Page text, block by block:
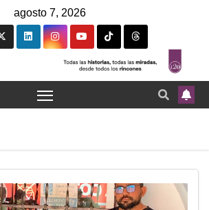
agosto 7, 2026